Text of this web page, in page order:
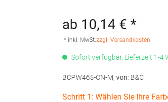
ab 10,14 € *
* inkl. MwSt.zzgl. Versandkosten
Sofort verfügbar, Lieferzeit 1-4
BCPW465-CN-M, von: B&C
Schritt 1: Wählen Sie Ihre